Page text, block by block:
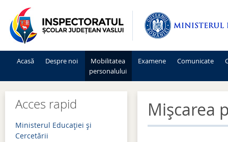
Acasă Despre noi
Mobilitatea
personalului
Mişcarea personalului 2025-2026
Examene
Bacalaureat 2026
Comunicate
Acces rapid
Ministerul Educației și
Cercetării
Mişcarea